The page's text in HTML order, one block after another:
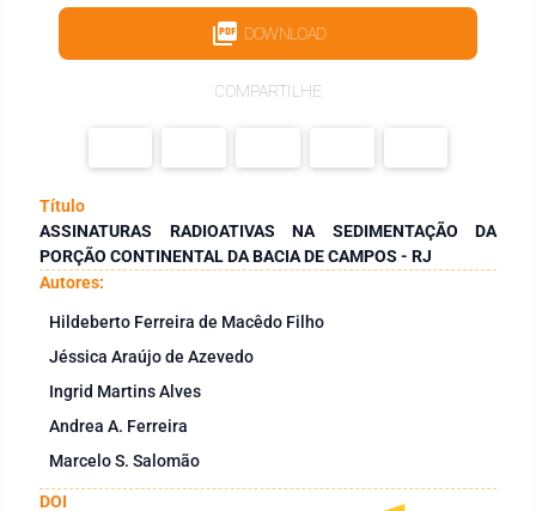
DOWNLOAD
COMPARTILHE
Título
ASSINATURAS RADIOATIVAS NA SEDIMENTAÇÃO DA
PORÇÃO CONTINENTAL DA BACIA DE CAMPOS - RJ
Autores:
Hildeberto Ferreira de Macêdo Filho
Jéssica Araújo de Azevedo
Ingrid Martins Alves
Andrea A. Ferreira
Marcelo S. Salomão
DOI